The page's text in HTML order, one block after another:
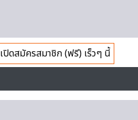
เปิดสมัครสมาชิก (ฟรี) เร็วๆ นี้